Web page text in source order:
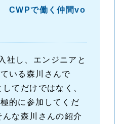
CWPで働く仲間vo
社し、エンジニアと
いる森川さんで
てだけではなく、
的に参加してくだ
な森川さんの紹介